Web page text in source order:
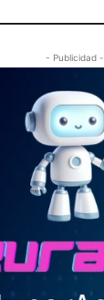
- Publicidad -